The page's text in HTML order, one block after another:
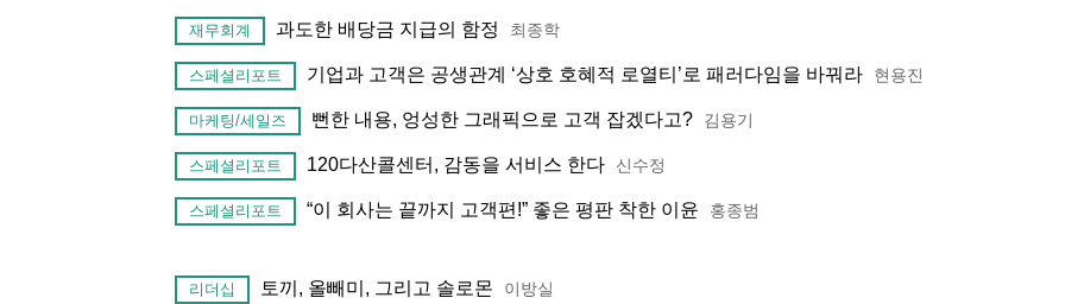
재무회계 과도한 배당금 지급의 함정 최종학
스페셜리포트 기업과 고객은 공생관계 ‘상호 호혜적 로열티’로 패러다임을 바꿔라 현용진
마케팅/세일즈 뻔한 내용, 엉성한 그래픽으로 고객 잡겠다고? 김용기
스페셜리포트 120다산콜센터, 감동을 서비스 한다 신수정
스페셜리포트 “이 회사는 끝까지 고객편!” 좋은 평판 착한 이윤 홍종범
리더십 토끼, 올빼미, 그리고 솔로몬 이방실